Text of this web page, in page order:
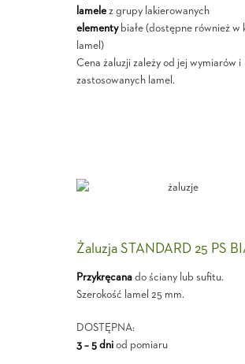
lamelez grupy lakierowanych
elementybiałe (dostępne również w
lamel)
Cena żaluzji zależy od jej wymiarów i
zastosowanych lamel.
Żaluzja STANDARD 25 PS
Przykręcanado ściany lub sufitu.
Szerokość lamel 25 mm.
DOSTĘPNA:
3 – 5 dniod pomiaru